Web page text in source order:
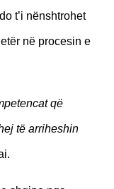
t’i nënshtrohet
në procesin e
që
të arriheshin